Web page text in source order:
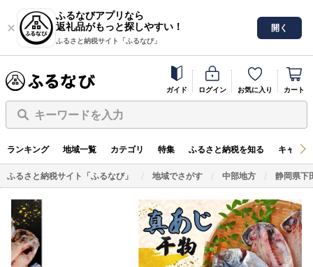
ふるなびアプリなら
返礼品がもっと探しやすい！
ふるさと納税サイト「ふるなび」
開く
ガイド ログイン お気に入り カート
キーワードを入力
ランキング 地域一覧 カテゴリ 特集 ふるさと納税を知る キャン
ふるさと納税サイト「ふるなび」 地域でさがす 中部地方 静岡県下